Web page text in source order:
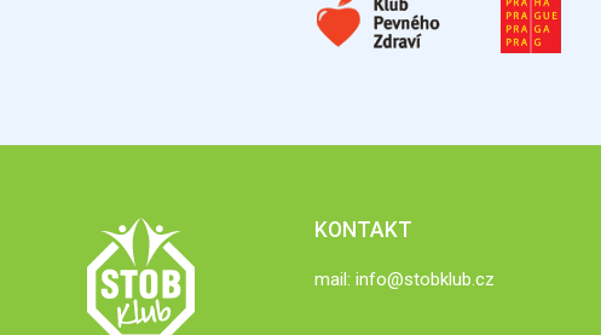
KONTAKT
mail: info@stobklub.cz